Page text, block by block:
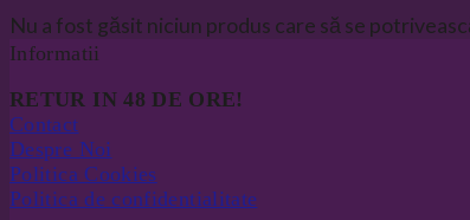
Nu a fost găsit niciun produs care să se
Informatii
RETUR IN 48 DE ORE!
Contact
Despre Noi
Politica Cookies
Politica de confidentialitate